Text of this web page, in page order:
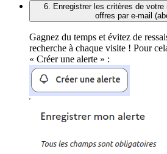
6. Enregistrer les critères de votre
offres par e-mail
Gagnez du temps et évitez de
recherche à chaque visite ! Pour
« Créer une alerte » :